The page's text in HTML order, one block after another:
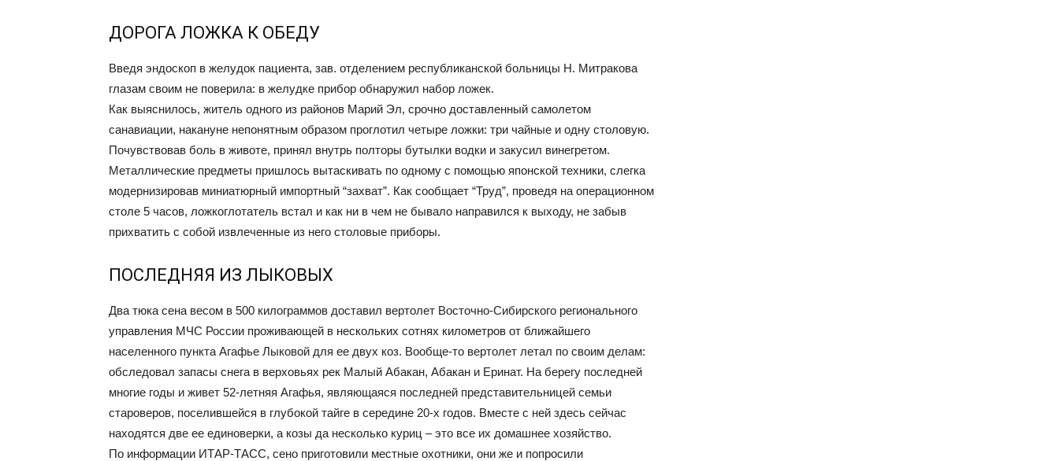
ДОРОГА ЛОЖКА К ОБЕДУ
Введя эндоскоп в желудок пациента, зав. отделением республиканской больницы Н. Митракова
глазам своим не поверила: в желудке прибор обнаружил набор ложек.
Как выяснилось, житель одного из районов Марий Эл, срочно доставленный самолетом
санавиации, накануне непонятным образом проглотил четыре ложки: три чайные и одну столовую.
Почувствовав боль в животе, принял внутрь полторы бутылки водки и закусил винегретом.
Металлические предметы пришлось вытаскивать по одному с помощью японской техники, слегка
модернизировав миниатюрный импортный “захват”. Как сообщает “Труд”, проведя на операционном
столе 5 часов, ложкоглотатель встал и как ни в чем не бывало направился к выходу, не забыв
прихватить с собой извлеченные из него столовые приборы.
ПОСЛЕДНЯЯ ИЗ ЛЫКОВЫХ
Два тюка сена весом в 500 килограммов доставил вертолет Восточно-Сибирского регионального
управления МЧС России проживающей в нескольких сотнях километров от ближайшего
населенного пункта Агафье Лыковой для ее двух коз. Вообще-то вертолет летал по своим делам:
обследовал запасы снега в верховьях рек Малый Абакан, Абакан и Еринат. На берегу последней
многие годы и живет 52-летняя Агафья, являющаяся последней представительницей семьи
староверов, поселившейся в глубокой тайге в середине 20-х годов. Вместе с ней здесь сейчас
находятся две ее единоверки, а козы да несколько куриц – это все их домашнее хозяйство.
По информации ИТАР-ТАСС, сено приготовили местные охотники, они же и попросили